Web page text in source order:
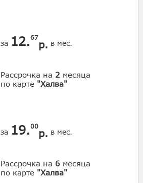
за 12.67
р. в мес.
Рассрочка на 2 месяца
по карте "Халва"
за 19.00
р. в мес.
Рассрочка на 6 месяца
по карте "Халва"